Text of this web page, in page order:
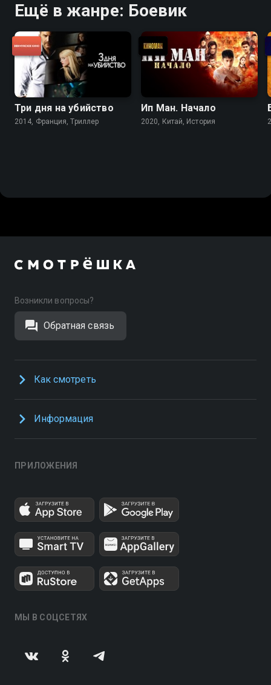
Ещё в жанре: Боевик
Три дня на убийство
2014, Франция, Триллер
Ип Ман. Начало
2020, Китай, История
Возникли вопросы?
Обратная связь
Как смотреть
Информация
ПРИЛОЖЕНИЯ
МЫ В СОЦСЕТЯХ